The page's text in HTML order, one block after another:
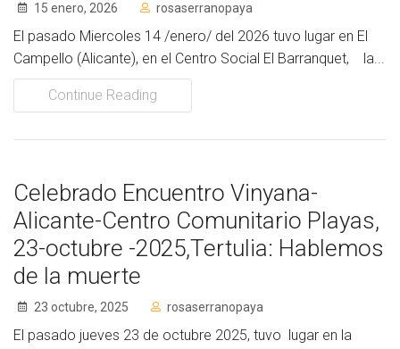
15 enero, 2026 rosaserranopaya
El pasado Miercoles 14 /enero/ del 2026 tuvo lugar en El
Campello (Alicante), en el Centro Social El Barranquet, la...
Continue Reading
Celebrado Encuentro Vinyana-
Alicante-Centro Comunitario Playas,
23-octubre -2025,Tertulia: Hablemos
de la muerte
23 octubre, 2025 rosaserranopaya
El pasado jueves 23 de octubre 2025, tuvo lugar en la